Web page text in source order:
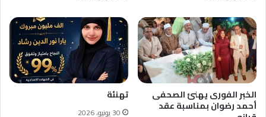
الخبر الفورى يهنئ الصحفى
أحمد رضوان بمناسبة عقد
تهنئة
30 يونيو، 2026